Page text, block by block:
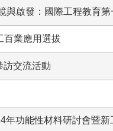
與啟發：國際工程教育
百業應用選拔
訪交流活動
年功能性材料研討會暨新